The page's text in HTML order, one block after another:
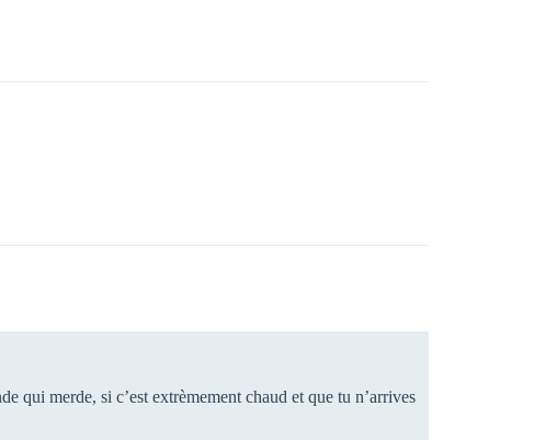
qui merde, si c’est extrèmement chaud et que tu n’arrives